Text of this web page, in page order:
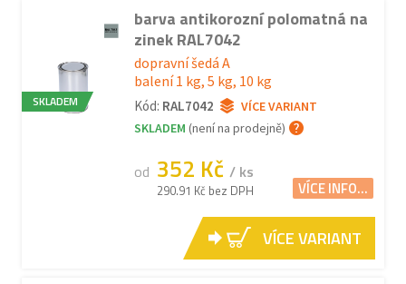
SKLADEM
barva antikorozní polomatná na
zinek RAL7042
dopravní šedá A
balení 1 kg, 5 kg, 10 kg
Kód: RAL7042
VÍCE VARIANT
SKLADEM (není na prodejně)
od 352 Kč / ks
290.91 Kč bez DPH VÍCE INFO...
VÍCE VARIANT